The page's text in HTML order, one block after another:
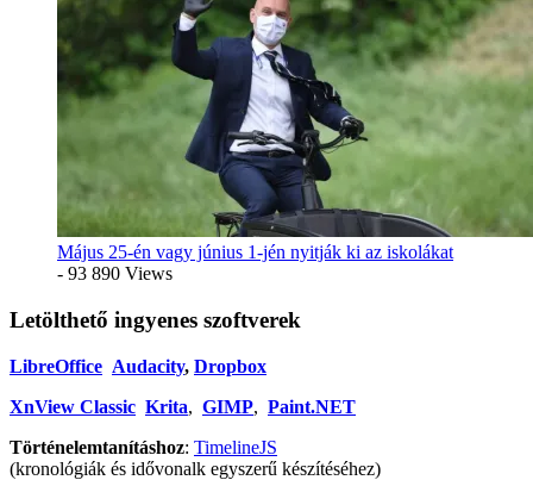
Május 25-én vagy június 1-jén nyitják ki az iskolákat
- 93 890 Views
Letölthető ingyenes szoftverek
LibreOffice Audacity, Dropbox
XnView Classic Krita, GIMP, Paint.NET
Történelemtanításhoz: TimelineJS
(kronológiák és idővonalk egyszerű készítéséhez)